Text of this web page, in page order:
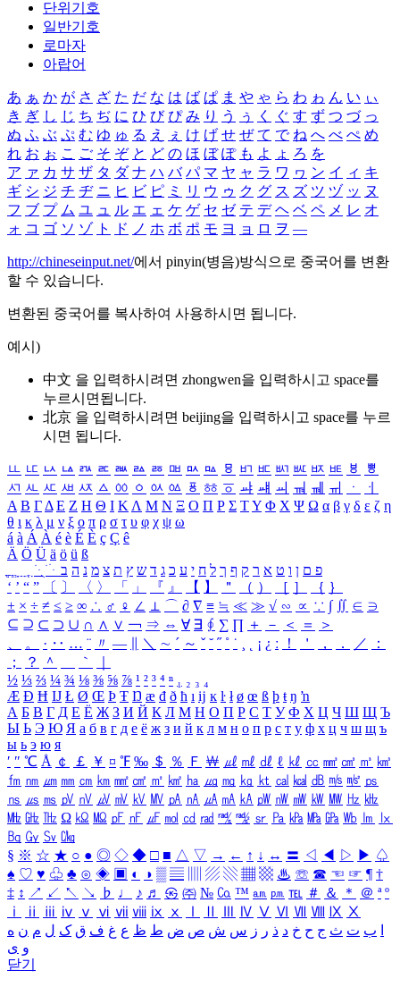
단위기호
일반기호
로마자
아랍어
あ ぁ か が さ ざ た だ な は ば ぱ ま や ゃ ら わ ゎ ん い ぃ
き ぎ し じ ち ぢ に ひ び ぴ み り う ぅ く ぐ す ず つ づ っ
ぬ ふ ぶ ぷ む ゆ ゅ る え ぇ け げ せ ぜ て で ね へ べ ぺ め
れ お ぉ こ ご そ ぞ と ど の ほ ぼ ぽ も よ ょ ろ を
ア ァ カ サ ザ タ ダ ナ ハ バ パ マ ヤ ャ ラ ワ ヮ ン イ ィ キ
ギ シ ジ チ ヂ ニ ヒ ビ ピ ミ リ ウ ゥ ク グ ス ズ ツ ヅ ッ ヌ
フ ブ プ ム ユ ュ ル エ ェ ケ ゲ セ ゼ テ デ ヘ ベ ペ メ レ オ
ォ コ ゴ ソ ゾ ト ド ノ ホ ボ ポ モ ヨ ョ ロ ヲ ―
http://chineseinput.net/에서 pinyin(병음)방식으로 중국어를 변환
할 수 있습니다.
변환된 중국어를 복사하여 사용하시면 됩니다.
예시)
中文 을 입력하시려면 zhongwen을 입력하시고 space를
누르시면됩니다.
北京 을 입력하시려면 beijing을 입력하시고 space를 누르
시면 됩니다.
ㅥ ㅦ ㅧ ㅨ ㅩ ㅪ ㅫ ㅬ ㅭ ㅮ ㅯ ㅰ ㅱ ㅲ ㅳ ㅴ ㅵ ㅶ ㅷ ㅸ
ㅹ
ㅺ ㅻ ㅼ ㅽ ㅾ ㅿ ㆀ ㆁ ㆂ ㆃ ㆄ ㆅ ㆆ ㆇ ㆈ ㆉ ㆊ ㆋ ㆌ ㆍ
ㆎ
Α Β ΓΔ Ε Ζ Η Θ Ι ΚΛ Μ Ν Ξ Ο Π Ρ Σ ΤΥ Φ Χ Ψ Ω α β γ δ ε ζ η
θ ι κ λ μ ν ξ ο π ρ σ τ υ φ χ ψ ω
á à Á À é è É È ç Ç ê
Ä Ö Ü ä ö ü ß
ִֶֹ ֻּ ׁׂ פ ם ן ו ט א ר ק ף ך ל ח י ע כ ג ד ש ץ ת צ מ נ ה ב
‘ ’ “ ” 〔 〕 〈 〉 「 」 『 』 【 】 ＂ （ ） ［ ］ ｛ ｝
± × ÷ ≠ ≤ ≥ ∞ ∴ ♂ ♀ ∠ ⊥ ⌒ ∂ ∇ ≡ ≒ ≪ ≫ √ ∽ ∝ ∵ ∫ ∬ ∈ ∋
⊆ ⊇ ⊂ ⊃ ∪ ∩ ∧ ∨ ￢ ⇒ ⇔ ∀ ∃ ∮ ∑ ∏ ＋ － ＜ ＝
＞
、
。 · ‥ … ¨ 〃 ― ＼ ∼ ´ ～ ˇ ˘ ˝ ˚ ˙ ¸ ¡ ¿ ː ！ ＇ ， ． ／
：
；
？ ＾ ｀
½ ⅓ ⅔ ¼ ¾ ⅛ ⅜ ⅝ ⅞ ¹ ² ³ ⁴ ⁿ ₁ ₂ ₃ ₄
Æ Ð Ħ Ĳ Ł Ø Œ Þ Ŧ Ŋ æ đ ð ħ ı ĳ ĸ ŀ ł ø œ ß þ ŧ ŋ ŉ
А Б В Г Д Е Ё Ж З И Й К Л М Н О П Р С Т У Ф Х Ц Ч Ш Щ Ъ
Ы Ь Э Ю Я а б в г д е ё ж з и й к л м н о п р с т у ф х ц ч ш щ ъ
ы ь э ю я
′ ″ ℃ Å ￠ ￡ ￥ ¤ ℉ ‰ ＄ ％ Ｆ ￦ ㎕ ㎖ ㎗ ℓ ㎘ ㏄ ㎣ ㎤ ㎥ ㎦
㎙ ㎚ ㎛ ㎜ ㎝ ㎞ ㎟ ㎠ ㎡ ㎢ ㏊ ㎍ ㎎ ㎏ ㏏ ㎈ ㎉ ㏈ ㎧ ㎨ ㎰
㎱ ㎲ ㎳ ㎴ ㎵ ㎶ ㎷ ㎸ ㎹ ㎀ ㎁ ㎂ ㎃ ㎄ ㎺ ㎻ ㎽ ㎾ ㎿ ㎐ ㎑
㎒ ㎓ ㎔ Ω ㏀ ㏁ ㎊ ㎋ ㎌ ㏖ ㏅ ㎭ ㎮ ㎯ ㏛ ㎩ ㎪ ㎫ ㎬ ㏝ ㏐
㏓
㏃ ㏉ ㏜ ㏆
§ ※ ☆ ★ ○ ● ◎ ◇ ◆ □ ■ △ ▽ → ← ↑ ↓ ↔ 〓 ◁ ◀ ▷ ▶ ♤
♠ ♡ ♥ ♧ ♣ ⊙ ◈ ▣ ◐ ◑ ▒ ▤ ▨ ▧ ▦ ▩ ♨ ☏ ☎ ☜ ☞ ¶ †
‡ ↕ ↗ ↙ ↖ ↘ ♭ ♩ ♪ ♬ ㉿ ㈜ № ㏇ ™ ㏂ ㏘ ℡ ＃ ＆ ＊ ＠ ª º
ⅰ
ⅱ ⅲ ⅳ ⅴ ⅵ ⅶ ⅷ ⅸ ⅹ Ⅳ Ⅴ Ⅵ Ⅶ Ⅷ Ⅸ Ⅹ
ب ت ث ج ح خ د ذ ر ز س ش ص ض ط ظ ع غ ف ق ک ل م ن ه
و ی
닫기